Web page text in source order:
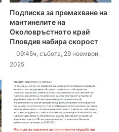
Подписка за премахване на
мантинелите на
Околовръстното край
Пловдив набира скорост
09:45ч, събота, 29 ноември,
2025